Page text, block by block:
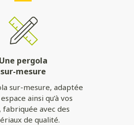
Une pergola
sur-mesure
sur-mesure, adaptée
ainsi qu’à vos
fabriquée avec des
de qualité.